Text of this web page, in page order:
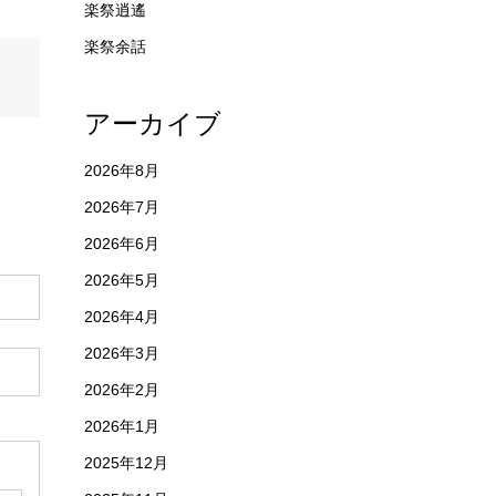
楽祭逍遙
楽祭余話
アーカイブ
2026年8月
2026年7月
2026年6月
2026年5月
2026年4月
2026年3月
2026年2月
2026年1月
2025年12月